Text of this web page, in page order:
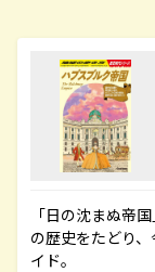
「日の沈まぬ帝
の歴史をたどり
イド。